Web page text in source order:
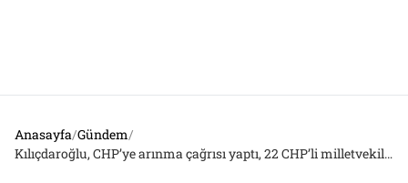
Anasayfa/Gündem/
Kılıçdaroğlu, CHP’ye arınma çağrısı yaptı, 22 CHP’li milletvekili çağrıyı paylaştı